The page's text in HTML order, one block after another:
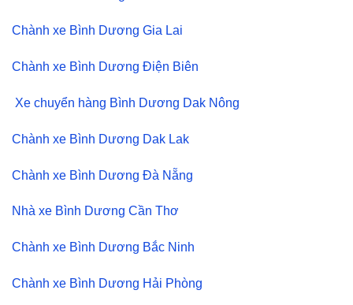
Chành xe Bình Dương Gia Lai
Chành xe Bình Dương Điện Biên
Xe chuyển hàng Bình Dương Dak Nông
Chành xe Bình Dương Dak Lak
Chành xe Bình Dương Đà Nẵng
Nhà xe Bình Dương Cần Thơ
Chành xe Bình Dương Bắc Ninh
Chành xe Bình Dương Hải Phòng